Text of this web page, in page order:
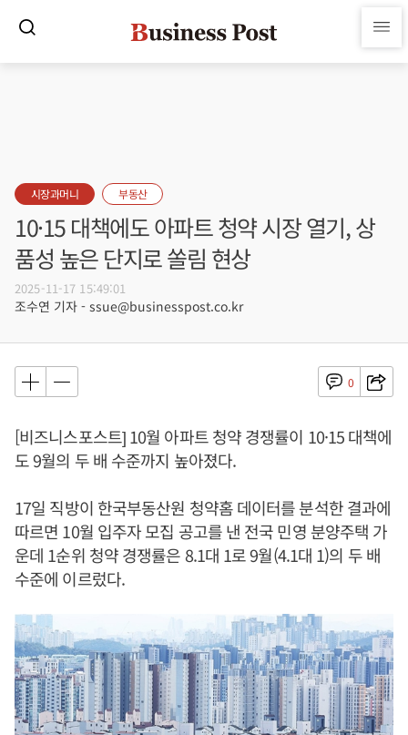
시장과머니 부동산
10·15 대책에도 아파트 청약 시장 열기, 상
품성 높은 단지로 쏠림 현상
2025-11-17 15:49:01
조수연 기자 - ssue@businesspost.co.kr
0
[비즈니스포스트] 10월 아파트 청약 경쟁률이 10·15 대책에
도 9월의 두 배 수준까지 높아졌다.
17일 직방이 한국부동산원 청약홈 데이터를 분석한 결과에
따르면 10월 입주자 모집 공고를 낸 전국 민영 분양주택 가
운데 1순위 청약 경쟁률은 8.1대 1로 9월(4.1대 1)의 두 배
수준에 이르렀다.